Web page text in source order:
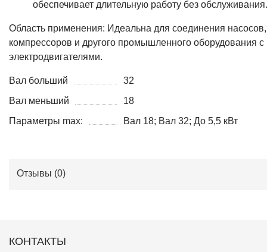
обеспечивает длительную работу без обслуживания.
Область применения: Идеальна для соединения насосов,
компрессоров и другого промышленного оборудования с
электродвигателями.
Вал больший
32
Вал меньший
18
Параметры max:
Вал 18; Вал 32; До 5,5 кВт
Отзывы (0)
КОНТАКТЫ